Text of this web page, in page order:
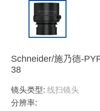
Schneider/施乃德-
38
镜头类型:线扫镜头
分辨率: